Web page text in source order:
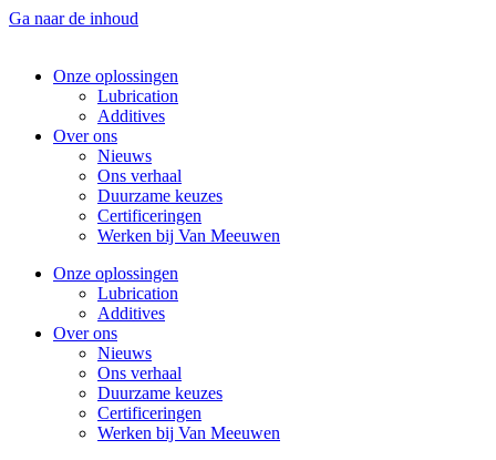
Ga naar de inhoud
Onze oplossingen
Lubrication
Additives
Over ons
Nieuws
Ons verhaal
Duurzame keuzes
Certificeringen
Werken bij Van Meeuwen
Onze oplossingen
Lubrication
Additives
Over ons
Nieuws
Ons verhaal
Duurzame keuzes
Certificeringen
Werken bij Van Meeuwen